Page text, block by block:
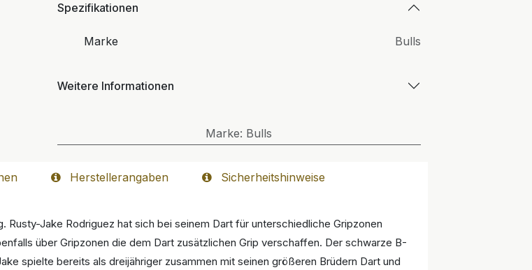
Spezifikationen
Marke Bulls
Weitere Informationen
Marke: Bulls
Herstellerangaben Sicherheitshinweise
Jake Rodriguez hat sich bei seinem Dart für unterschiedliche Gripzonen
über Gripzonen die dem Dart zusätzlichen Grip verschaffen. Der schwarze B-
spielte bereits als dreijähriger zusammen mit seinen größeren Brüdern Dart und